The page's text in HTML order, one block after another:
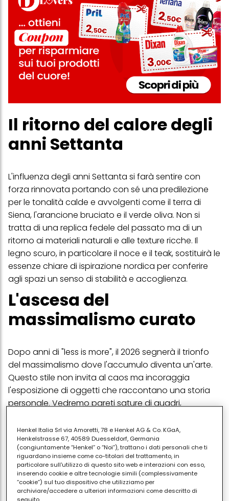
Il ritorno del calore degli
anni Settanta
L'influenza degli anni Settanta si farà sentire con
forza rinnovata portando con sé una predilezione
per le tonalità calde e avvolgenti come il terra di
Siena, l'arancione bruciato e il verde oliva. Non si
tratta di una replica fedele del passato ma di un
ritorno ai materiali naturali e alle texture ricche. Il
legno scuro, in particolare il noce e il teak, sostituirà le
essenze chiare di ispirazione nordica per conferire
agli spazi un senso di stabilità e accoglienza.
L'ascesa del
massimalismo curato
Dopo anni di "less is more", il 2026 segnerà il trionfo
del massimalismo dove l'accumulo diventa un'arte.
Questo stile non invita al caos ma incoraggia
l'esposizione di oggetti che raccontano una storia
personale. Vedremo pareti sature di quadri,
stratificazione di tessuti che spaziano dal velluto alla
seta. La casa diventerà un riflesso fedele dell'identità
di chi la abita, trasformandosi in una galleria privata
di esperienze e collezioni.
Il fascino intramontabile
Henkel Italia Srl via Amoretti, 78 e Henkel AG & Co. KGaA,
Henkelstrasse 67, 40589 Duesseldorf, Germania
(congiuntamente “Henkel” o “Noi”), trattano i dati personali che ti
riguardano insieme come co-titolari del trattamento, in
particolare sull'utilizzo di questo sito web e interazioni con esso,
inserendo cookie e altre tecnologie simili (complessivamente
“cookie”) sul tuo dispositivo che utilizziamo per
archiviare/accedere a ulteriori informazioni come descritto di